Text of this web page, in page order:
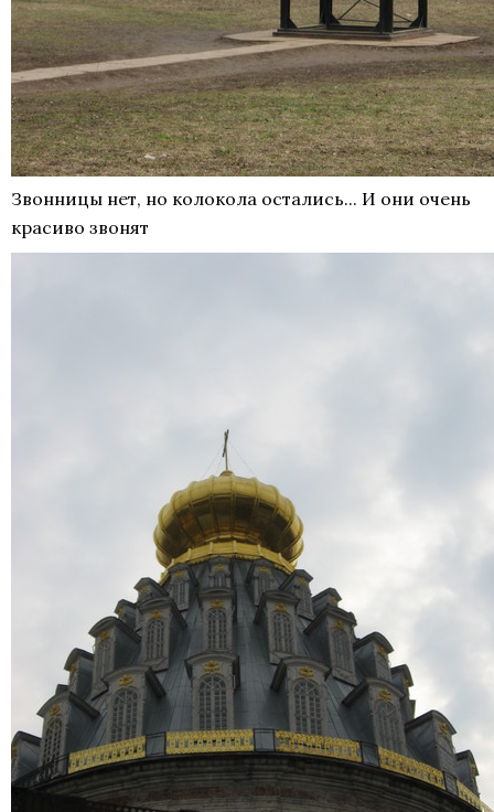
Звонницы нет, но колокола остались... И они очень
красиво звонят